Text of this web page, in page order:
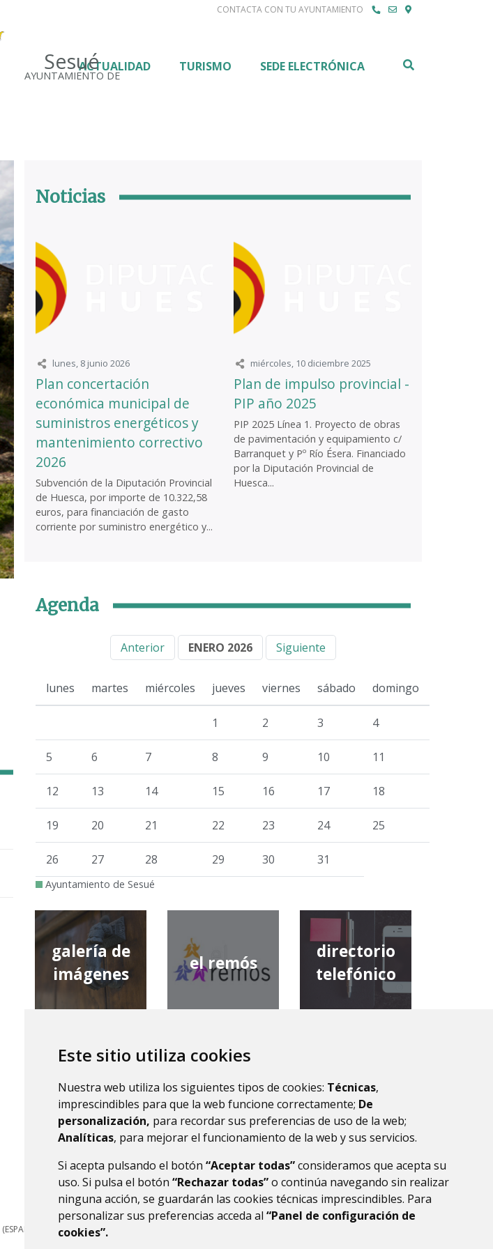
Este sitio utiliza cookies
Nuestra web utiliza los siguientes tipos de cookies: Técnicas,
imprescindibles para que la web funcione correctamente; De
personalización, para recordar sus preferencias de uso de la web;
Analíticas, para mejorar el funcionamiento de la web y sus servicios.
Si acepta pulsando el botón “Aceptar todas”consideramos que acepta su
uso. Si pulsa el botón “Rechazar todas”o continúa navegando sin realizar
ninguna acción, se guardarán las cookies técnicas imprescindibles. Para
personalizar sus preferencias acceda al “Panel de configuración de
cookies”.
CONTACTA CON TU AYUNTAMIENTO
Sesué
AYUNTAMIENTO DE
ACTUALIDAD TURISMO SEDE ELECTRÓNICA
Noticias
lunes, 8 junio 2026
Plan concertación
económica municipal de
suministros energéticos y
mantenimiento correctivo
2026
Subvención de la Diputación Provincial
de Huesca, por importe de 10.322,58
euros, para financiación de gasto
corriente por suministro energético y...
miércoles, 10 diciembre 2025
Plan de impulso provincial -
PIP año 2025
PIP 2025 Línea 1. Proyecto de obras
de pavimentación y equipamiento c/
Barranquet y Pº Río Ésera. Financiado
por la Diputación Provincial de
Huesca...
Agenda
Anterior ENERO 2026 Siguiente
lunes martes miércoles jueves viernes sábado domingo
1 2 3 4
5 6 7 8 9 10 11
12 13 14 15 16 17 18
19 20 21 22 23 24 25
26 27 28 29 30 31
Ayuntamiento de Sesué
galería de
imágenes
el remós
directorio
telefónico
hace
la ribagorza
provincial de
huesca
(ESPAÑA)